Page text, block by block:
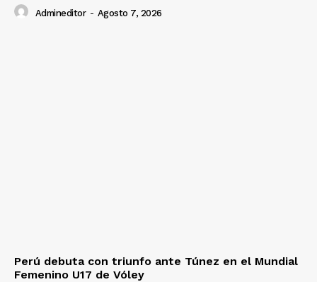
Admineditor - Agosto 7, 2026
Perú debuta con triunfo ante Túnez en el Mundial
Femenino U17 de Vóley